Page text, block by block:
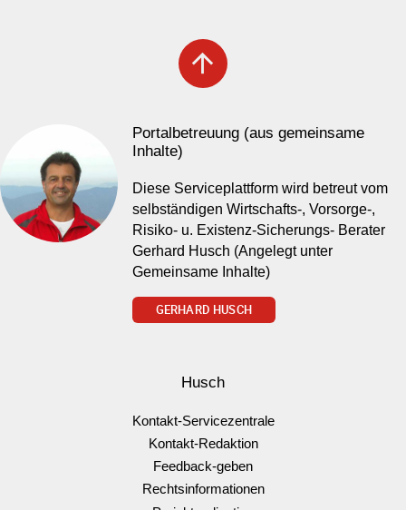
arrow_upward
Portalbetreuung (aus gemeinsame
Inhalte)
Diese Serviceplattform wird betreut vom
selbständigen Wirtschafts-, Vorsorge-,
Risiko- u. Existenz-Sicherungs- Berater
Gerhard Husch (Angelegt unter
Gemeinsame Inhalte)
GERHARD HUSCH
Husch
Kontakt-Servicezentrale
Kontakt-Redaktion
Feedback-geben
Rechtsinformationen